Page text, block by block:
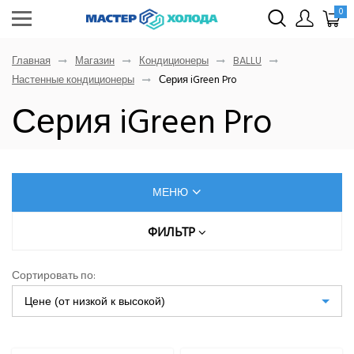
0
Главная Магазин Кондиционеры
BALLU
Настенные кондиционеры
Серия iGreen Pro
Серия iGreen Pro
МЕНЮ
AUX
Dahatsu
Denko
ФИЛЬТР
Цена (руб.)
До
Сортировать по:
Цене (от низкой к высокой)